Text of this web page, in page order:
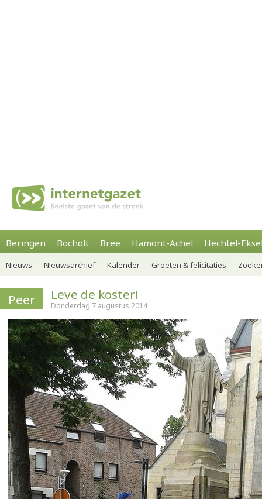
Beringen Bocholt Bree Hamont-Achel Hechtel-
Nieuws Nieuwsarchief Kalender Groeten & felicitaties
Peer Leve de koster!
Donderdag 7 augustus 2014